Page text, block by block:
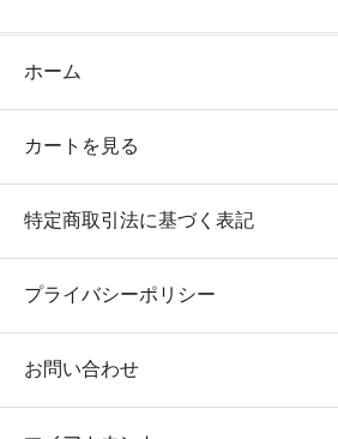
ホーム
カートを見る
特定商取引法に基づく表記
プライバシーポリシー
お問い合わせ